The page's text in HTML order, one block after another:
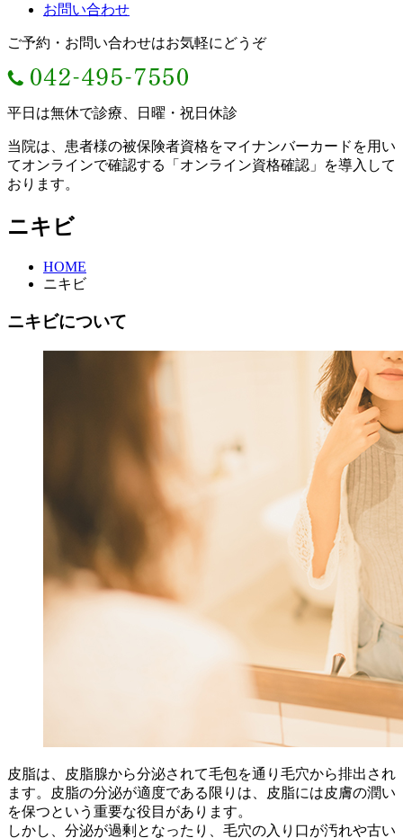
お問い合わせ
ご予約・お問い合わせはお気軽にどうぞ
平日は無休で診療、日曜・祝日休診
当院は、患者様の被保険者資格をマイナンバーカードを用い
てオンラインで確認する「オンライン資格確認」を導入して
おります。
ニキビ
HOME
ニキビ
ニキビについて
皮脂は、皮脂腺から分泌されて毛包を通り毛穴から排出され
ます。皮脂の分泌が適度である限りは、皮脂には皮膚の潤い
を保つという重要な役目があります。
しかし、分泌が過剰となったり、毛穴の入り口が汚れや古い